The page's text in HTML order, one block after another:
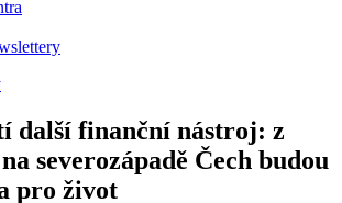
další finanční nástroj: z
severozápadě Čech budou
pro život